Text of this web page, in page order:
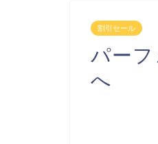
割引セール
パー
へ